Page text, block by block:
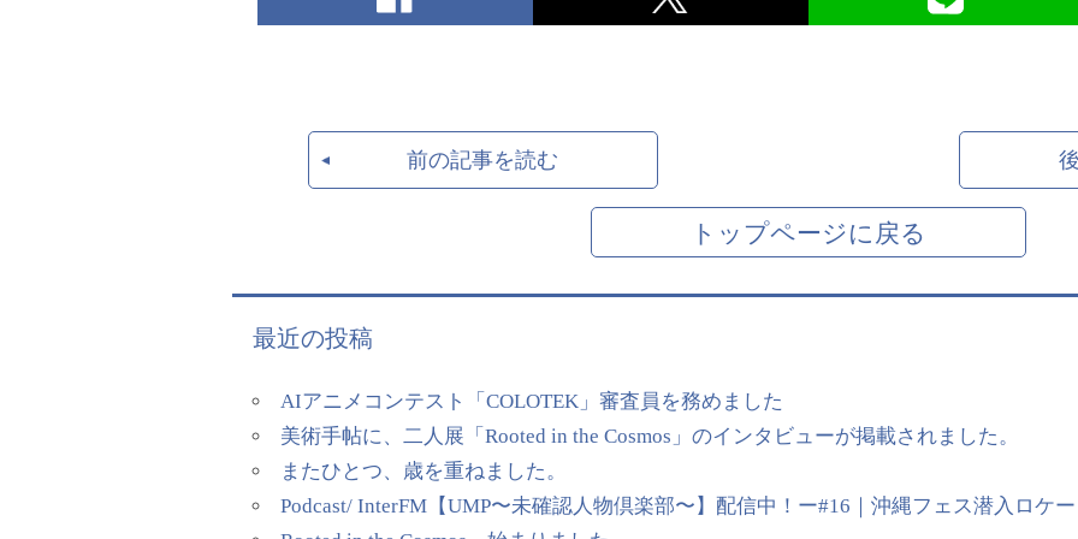
前の記事を読む
トップページに戻る
最近の投稿
AIアニメコンテスト「COLOTEK」審査員を務めました
美術手帖に、二人展「Rooted in the Cosmos」のインタビューが掲載されました。
またひとつ、歳を重ねました。
Podcast/ InterFM【UMP〜未確認人物倶楽部〜】配信中！ー#16｜沖縄フェス潜入ロケー